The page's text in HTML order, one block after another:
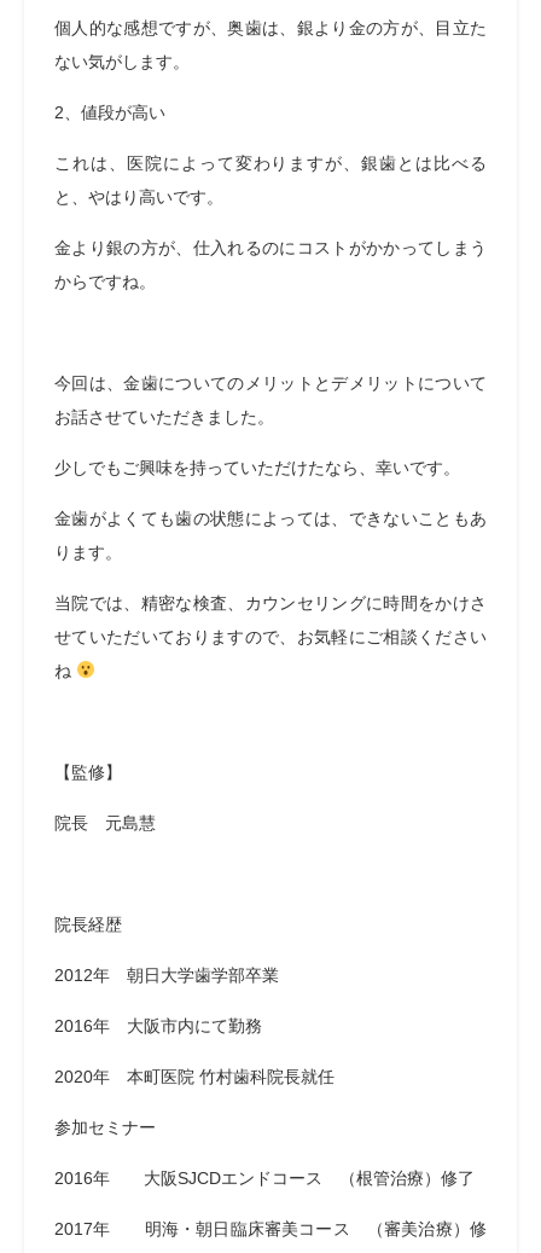
個人的な感想ですが、奥歯は、銀より金の方が、目立た
ない気がします。
2、値段が高い
これは、医院によって変わりますが、銀歯とは比べる
と、やはり高いです。
金より銀の方が、仕入れるのにコストがかかってしまう
からですね。
今回は、金歯についてのメリットとデメリットについて
お話させていただきました。
少しでもご興味を持っていただけたなら、幸いです。
金歯がよくても歯の状態によっては、できないこともあ
ります。
当院では、精密な検査、カウンセリングに時間をかけさ
せていただいておりますので、お気軽にご相談ください
ね
【監修】
院長 元島慧
院長経歴
2012年 朝日大学歯学部卒業
2016年 大阪市内にて勤務
2020年 本町医院 竹村歯科院長就任
参加セミナー
2016年 大阪SJCDエンドコース （根管治療）修了
2017年 明海・朝日臨床審美コース （審美治療）修